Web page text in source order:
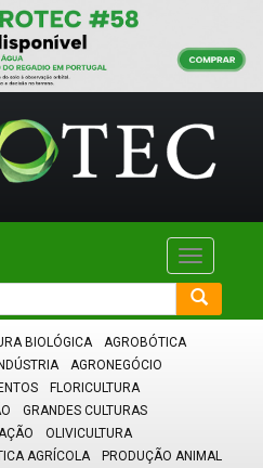
Toggle
BIOLÓGICA
AGROBÓTICA
AGRONEGÓCIO
FLORICULTURA
GRANDES CULTURAS
OLIVICULTURA
AGRÍCOLA
PRODUÇÃO ANIMAL